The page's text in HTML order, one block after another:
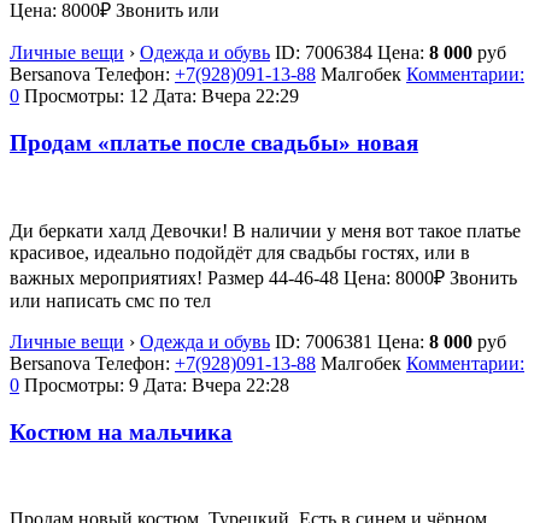
Цена: 8000₽ Звонить или
Личные вещи › Одежда и обувь ID: 7006384 Цена: 8 000 руб
Bersanova Телефон: +7(928)091-13-88 Малгобек Комментарии:
0 Просмотры: 12 Дата: Вчера 22:29
Продам «платье после свадьбы» новая
Ди беркати халд Девочки! В наличии у меня вот такое платье
красивое, идеально подойдëт для свадьбы гостях, или в
важных мероприятиях! Размер 44-46-48 Цена: 8000₽ Звонить
или написать смс по тел
Личные вещи › Одежда и обувь ID: 7006381 Цена: 8 000 руб
Bersanova Телефон: +7(928)091-13-88 Малгобек Комментарии:
0 Просмотры: 9 Дата: Вчера 22:28
Костюм на мальчика